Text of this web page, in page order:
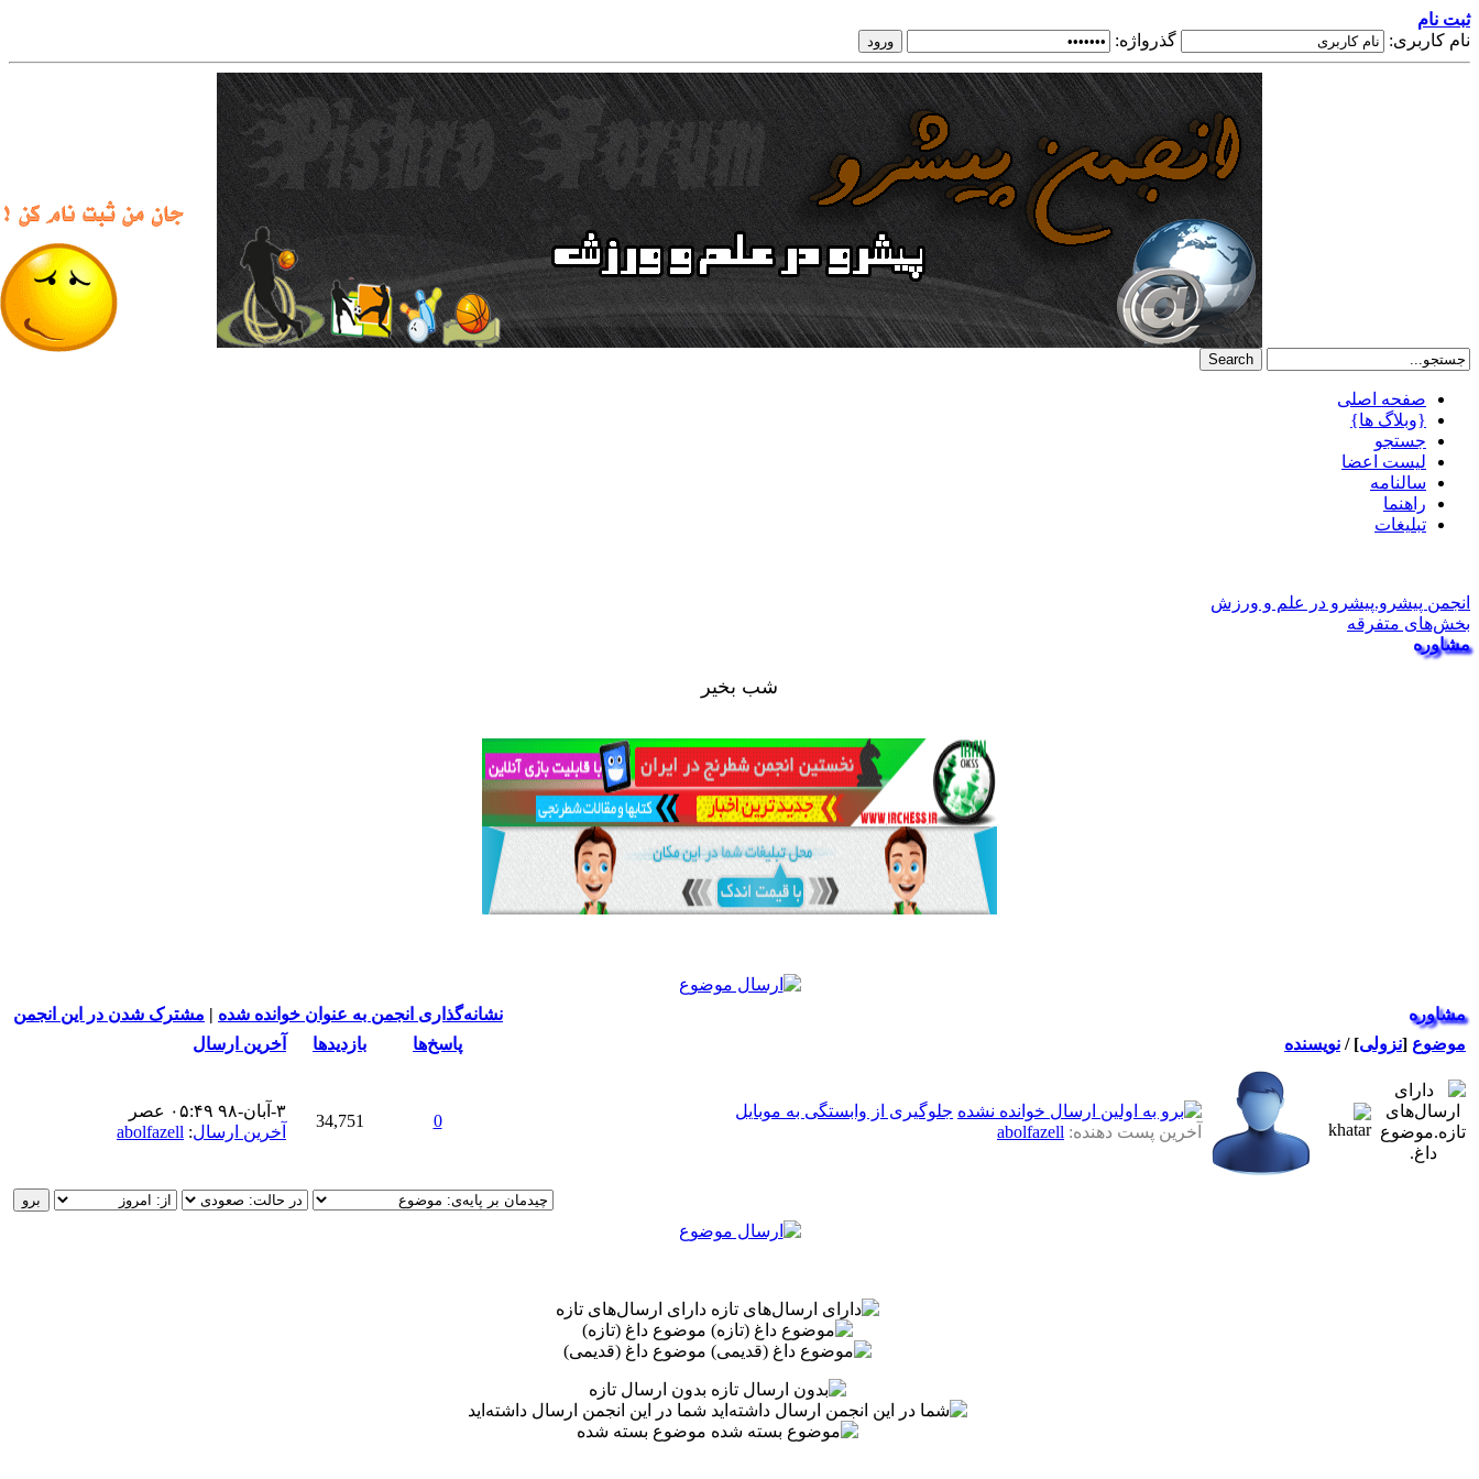
ثبت نام
نام کاربری:
گذرواژه:
صفحه اصلی
{وبلاگ ها}
جستجو
لیست اعضا
سالنامه
راهنما
تبلیغات
انجمن پیشرو.پیشرو در علم و ورزش
بخش‌‌های متفرقه
مشاوره
شب بخير
نشانه‌گذاری انجمن به عنوان خوانده شده | مشترک شدن در این انجمن
مشاوره
موضوع [نزولی]
/ نویسنده پاسخ‌ها بازدید‌ها آخرین ارسال
جلوگیری از وابستگی به موبایل
آخرین پست دهنده: abolfazell
0
34,751
۳-آبان-۹۸ ۰۵:۴۹ عصر
آخرین ارسال:
abolfazell
دارای ارسال‌های تازه‌
موضوع داغ (تازه‌)
موضوع داغ (قدیمی)
بدون ارسال تازه‌
شما در این انجمن ارسال داشته‌اید
موضوع بسته شده